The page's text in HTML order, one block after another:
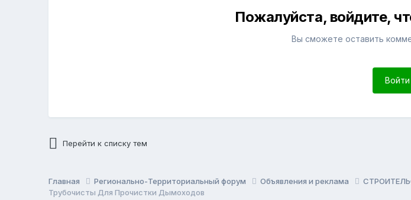
Пожалуйста, войдите,
Вы сможете оставить
Войти
Перейти к списку тем
Главная Регионально-Территориальный форум Объявления и реклама
Трубочисты Для Прочистки Дымоходов